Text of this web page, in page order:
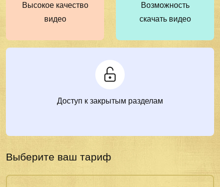
Высокое качество
видео
Возможность
скачать видео
Доступ к закрытым разделам
Выберите ваш тариф